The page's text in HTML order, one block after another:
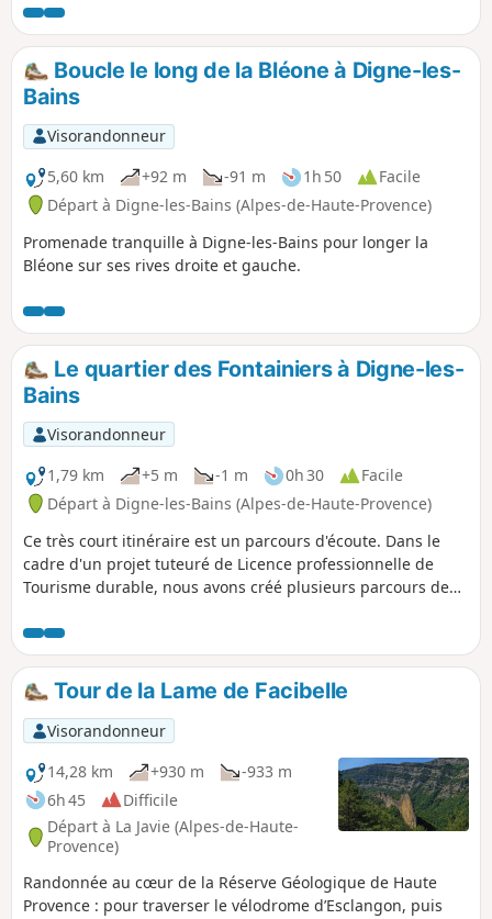
panorama aussi somptueux ne demande qu'à se prolonger.
Une alternative avec navette permet de faire un détour aux
ruines du Château de la Reine Jeanne et à la Chapelle Saint-
Pons GPS ou/et maîtrise de la lecture de carte fortement
souhaitable.
Boucle le long de la Bléone à Digne-les-
Bains
Visorandonneur
5,60 km
+92 m -91 m 1h 50
Facile
Départ à Digne-les-Bains (Alpes-de-Haute-Provence)
Promenade tranquille à Digne-les-Bains pour longer la
Bléone sur ses rives droite et gauche.
Le quartier des Fontainiers à Digne-les-
Bains
Visorandonneur
1,79 km
+5 m -1 m 0h 30
Facile
Départ à Digne-les-Bains (Alpes-de-Haute-Provence)
Ce très court itinéraire est un parcours d'écoute. Dans le
cadre d'un projet tuteuré de Licence professionnelle de
Tourisme durable, nous avons créé plusieurs parcours de
dits calmes de la ville.
Tour de la Lame de Facibelle
Visorandonneur
14,28 km
+930 m
-933 m
6h 45
Difficile
Départ à La Javie (Alpes-de-Haute-
Provence)
Randonnée au cœur de la Réserve Géologique de Haute
Provence : pour traverser le vélodrome d’Esclangon, puis